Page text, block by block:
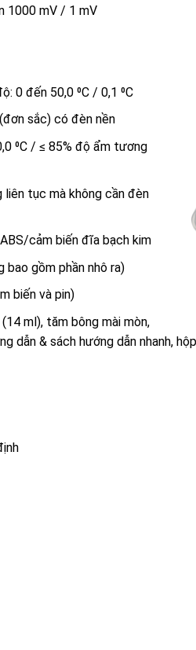
1000 mV / 1 mV
0 đến 50,0 ⁰C / 0,1 ⁰C
sắc) có đèn nền
⁰C / ≤ 85% độ ẩm tương
liên tục mà không cần đèn
cảm biến đĩa bạch kim
gồm phần nhô ra)
biến và pin)
ml), tăm bông mài mòn,
dẫn & sách hướng dẫn nhanh,